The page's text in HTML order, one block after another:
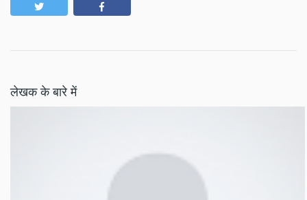
लेखक के बारे में